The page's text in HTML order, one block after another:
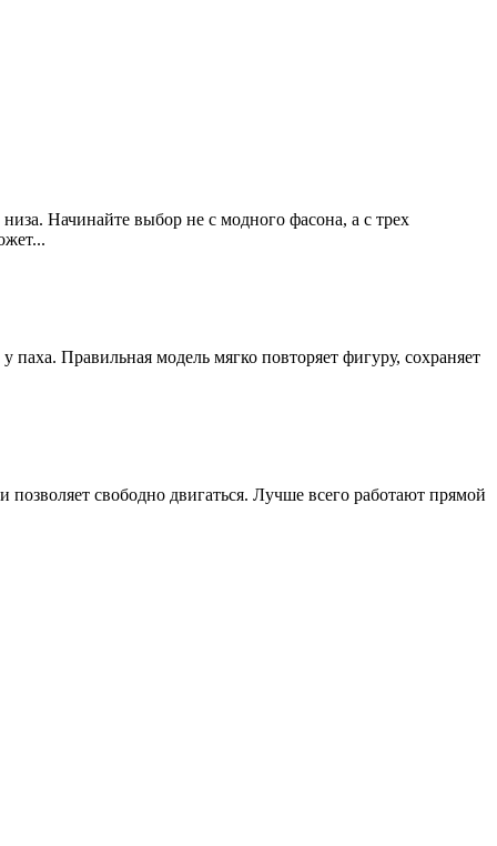
Начинайте выбор не с модного фасона, а с трех
Правильная модель мягко повторяет фигуру, сохраняет
позволяет свободно двигаться. Лучше всего работают прямой